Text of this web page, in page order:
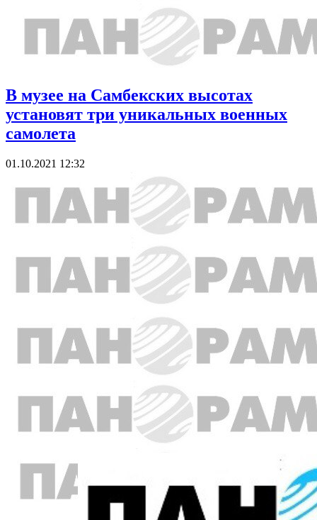
В музее на Самбекских высотах
установят три уникальных военных
самолета
01.10.2021 12:32